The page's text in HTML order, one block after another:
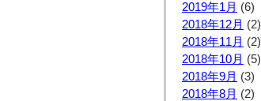
2019年1月 (6)
2018年12月 (2)
2018年11月 (2)
2018年10月 (5)
2018年9月 (3)
2018年8月 (2)